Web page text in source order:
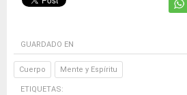
GUARDADO EN
Cuerpo Mente y Espíritu
ETIQUETAS: